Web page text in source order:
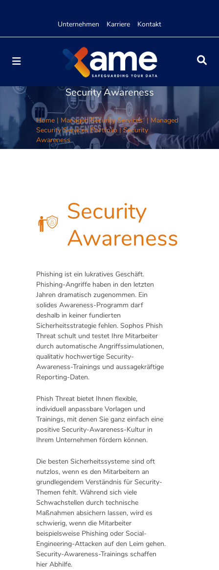
Unternehmen Karriere Kontakt
Security Awareness
Home | Managed Security Services | Managed
Security Services Portfolio|Security
Awareness
Security
Awareness
Phishing ist ein lukratives Geschäft.
Phishing-Angriffe haben in den letzten
Jahren dramatisch zugenommen. Ein
solides Awareness-Programm darf
deshalb in keiner fundierten
Sicherheitsstrategie fehlen. Sophos Phish
Threat schult und testet Ihre Mitarbeiter
durch automatische Angriffssimulationen,
qualitativ hochwertige Security-
Awareness-Trainings und aussagekräftige
Reporting-Daten.
Phish Threat bietet Ihnen flexible,
individuell anpassbare Vorlagen und
Trainings, mit denen Sie ganz einfach eine
positive Security-Awareness-Kultur in
Ihrem Unternehmen fördern können.
Die besten Sicherheitssysteme sind oft
nutzlos, wenn es den Mitarbeitern an
grundlegendem Verständnis für Security-
Themen fehlt. Während sich viele
Schwachstellen durch technische
Maßnahmen absichern lassen, wird es
schwierig, wenn die Mitarbeiter
beispielsweise Phishing oder Social-
Engineering-Attacken auf den Leim gehen.
Security-Awareness-Trainings schaffen
hier Abhilfe.